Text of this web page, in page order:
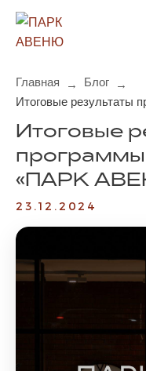
Главная → Блог
→
Итоговые
программы
«ПАРК
23.12.2024